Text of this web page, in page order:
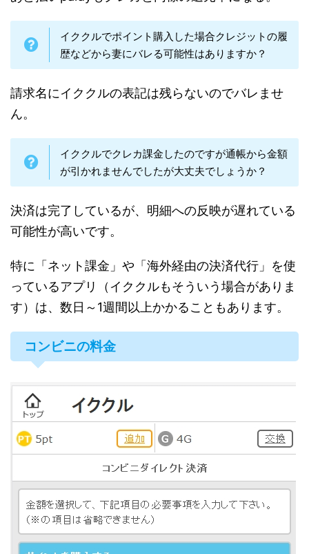
イククルでポイント購入した場合クレジットの履
歴などから妻にバレる可能性はありますか？
請求名にイククルの表記は残らないのでバレませ
ん。
イククルでクレカ課金したのですが通帳から金額
が引かれませんでしたが大丈夫でしょうか？
決済は完了しているが、明細への反映が遅れている
可能性が高いです。
特に「ネット課金」や「海外経由の決済代行」を使
っているアプリ（イククルもそういう場合がありま
す）は、数日～1週間以上かかることもあります。
コンビニの料金